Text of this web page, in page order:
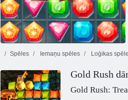
Iegūt 10
Spēles Iemaņu spēles Loģikas
Gold Rush
Gold Rush: